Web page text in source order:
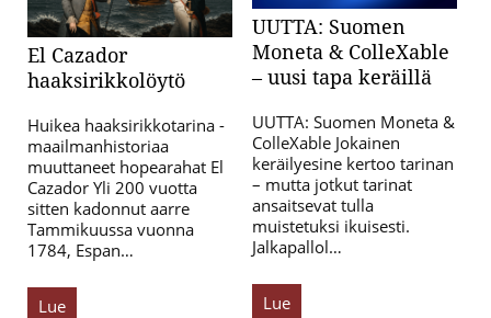
El Cazador
haaksirikkolöytö
Huikea haaksirikkotarina -
maailmanhistoriaa
muuttaneet hopearahat El
Cazador Yli 200 vuotta
sitten kadonnut aarre
Tammikuussa vuonna
1784, Espan…
Lue
UUTTA: Suomen
Moneta & ColleXable
– uusi tapa keräillä
UUTTA: Suomen Moneta &
ColleXable Jokainen
keräilyesine kertoo tarinan
– mutta jotkut tarinat
ansaitsevat tulla
muistetuksi ikuisesti.
Jalkapallol…
Lue